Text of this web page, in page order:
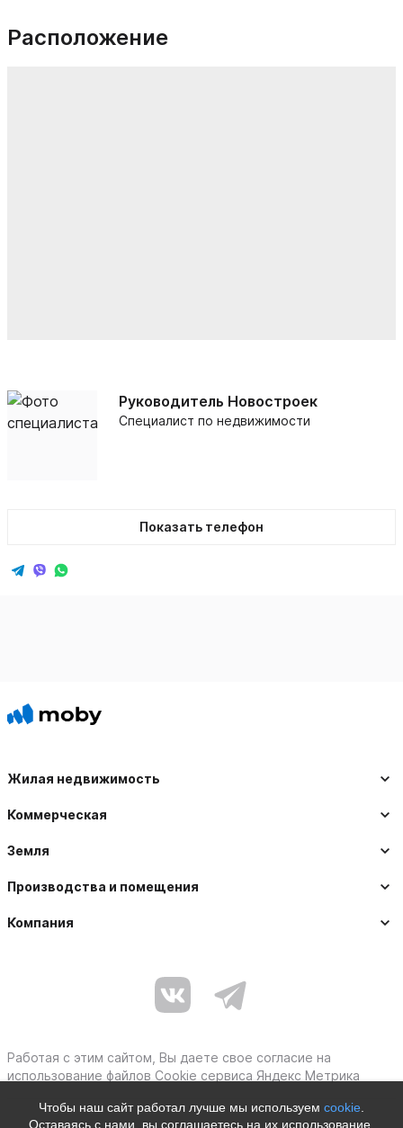
Чтобы наш сайт работал лучше мы используем cookie
Оставаясь с нами, вы соглашаетесь на их использование.
Расположение
Руководитель Новостроек
Специалист по недвижимости
Показать телефон
Жилая недвижимость
Коммерческая
Земля
Производства и помещения
Компания
Работая с этим сайтом, Вы даете свое согласие на
использование файлов Cookie сервиса Яндекс Метрика